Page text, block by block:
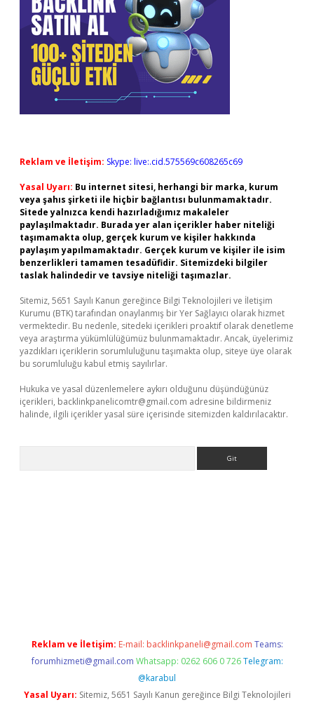
Reklam ve İletişim: Skype: live:.cid.575569c608265c69
Yasal Uyarı: Bu internet sitesi, herhangi bir marka, kurum
veya şahıs şirketi ile hiçbir bağlantısı bulunmamaktadır.
Sitede yalnızca kendi hazırladığımız makaleler
paylaşılmaktadır. Burada yer alan içerikler haber niteliği
taşımamakta olup, gerçek kurum ve kişiler hakkında
paylaşım yapılmamaktadır. Gerçek kurum ve kişiler ile isim
benzerlikleri tamamen tesadüfidir. Sitemizdeki bilgiler
taslak halindedir ve tavsiye niteliği taşımazlar.
Sitemiz, 5651 Sayılı Kanun gereğince Bilgi Teknolojileri ve İletişim
Kurumu (BTK) tarafından onaylanmış bir Yer Sağlayıcı olarak hizmet
vermektedir. Bu nedenle, sitedeki içerikleri proaktif olarak denetleme
veya araştırma yükümlülüğümüz bulunmamaktadır. Ancak, üyelerimiz
yazdıkları içeriklerin sorumluluğunu taşımakta olup, siteye üye olarak
bu sorumluluğu kabul etmiş sayılırlar.
Hukuka ve yasal düzenlemelere aykırı olduğunu düşündüğünüz
içerikleri, backlinkpanelicomtr@gmail.com adresine bildirmeniz
halinde, ilgili içerikler yasal süre içerisinde sitemizden kaldırılacaktır.
Reklam ve İletişim: E-mail: backlinkpaneli@gmail.com Teams:
forumhizmeti@gmail.com Whatsapp: 0262 606 0 726 Telegram:
@karabul
Yasal Uyarı: Sitemiz, 5651 Sayılı Kanun gereğince Bilgi Teknolojileri